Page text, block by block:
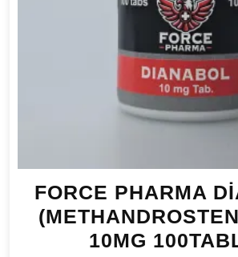
FORCE PHARMA
10MG